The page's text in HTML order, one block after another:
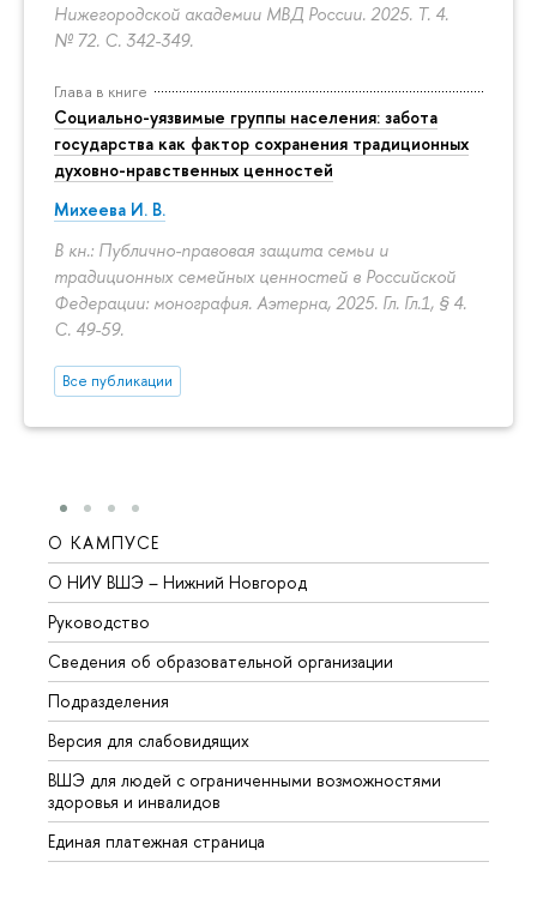
Нижегородской академии МВД России. 2025. Т. 4.
№ 72. С. 342-349.
Глава в книге
Социально-уязвимые группы населения: забота
государства как фактор сохранения традиционных
духовно-нравственных ценностей
Михеева И. В.
В кн.: Публично-правовая защита семьи и
традиционных семейных ценностей в Российской
Федерации: монография. Аэтерна, 2025. Гл. Гл.1, § 4.
С. 49-59.
Все публикации
О КАМПУСЕ
О НИУ ВШЭ – Нижний Новгород
Руководство
Сведения об образовательной организации
Подразделения
Версия для слабовидящих
ВШЭ для людей с ограниченными возможностями
здоровья и инвалидов
Единая платежная страница